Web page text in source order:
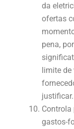
da
ofertas
pena,
limite de
justificar.
Controla
gastos-